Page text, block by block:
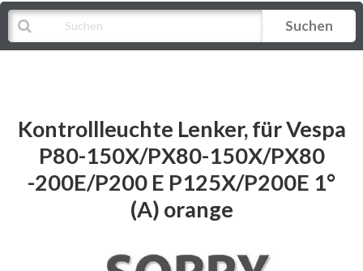
Suchen
Kontrollleuchte Lenker, für Vespa
P80-150X/PX80-150X/PX80
-200E/P200 E P125X/P200E 1°
(A) orange